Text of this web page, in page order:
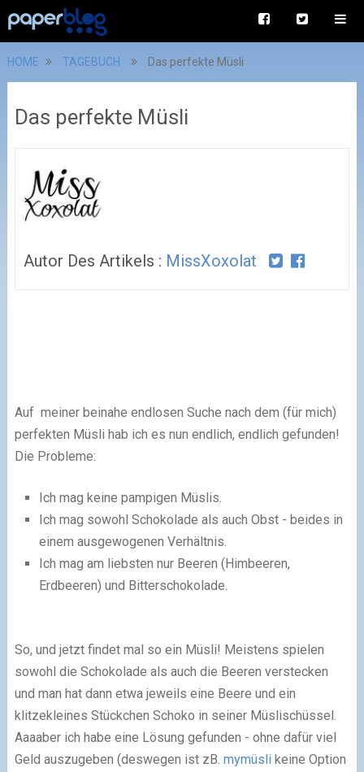
HOME TAGEBUCH Das perfekte Müsli
Das perfekte Müsli
Autor Des Artikels : MissXoxolat
Auf meiner beinahe endlosen Suche nach dem (für mich)
perfekten Müsli hab ich es nun endlich, endlich gefunden!
Die Probleme:
Ich mag keine pampigen Müslis.
Ich mag sowohl Schokolade als auch Obst - beides in
einem ausgewogenen Verhältnis.
Ich mag am liebsten nur Beeren (Himbeeren,
Erdbeeren) und Bitterschokolade.
So, und jetzt findet mal so ein Müsli! Meistens spielen
sowohl die Schokolade als auch die Beeren verstecken
und man hat dann etwa jeweils eine Beere und ein
klitzekleines Stückchen Schoko in seiner Müslischüssel.
Aaaaber ich habe eine Lösung gefunden - ohne dafür viel
Geld auszugeben (deswegen ist zB. mymüslikeine Option